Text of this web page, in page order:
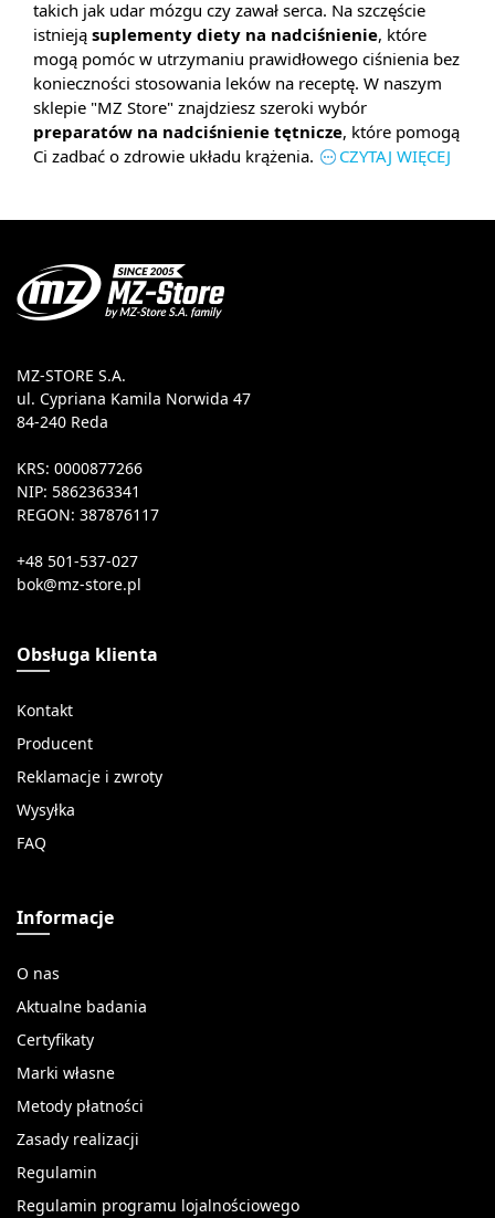
takich jak udar mózgu czy zawał serca. Na szczęście
istnieją suplementy diety na nadciśnienie , które
mogą pomóc w utrzymaniu prawidłowego ciśnienia bez
konieczności stosowania leków na receptę. W naszym
sklepie "MZ Store" znajdziesz szeroki wybór
preparatów na nadciśnienie tętnicze , które pomogą
Ci zadbać o zdrowie układu krążenia.
CZYTAJ WIĘCEJ
MZ-STORE S.A.
ul. Cypriana Kamila Norwida 47
84-240 Reda
KRS: 0000877266
NIP: 5862363341
REGON: 387876117
+48 501-537-027
Obsługa klienta
Kontakt
Producent
Reklamacje i zwroty
Wysyłka
FAQ
Informacje
O nas
Aktualne badania
Certyfikaty
Marki własne
Metody płatności
Zasady realizacji
Regulamin
Regulamin programu lojalnościowego